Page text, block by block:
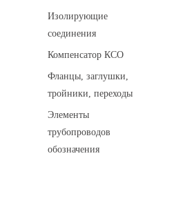
Изолирующие
соединения
Компенсатор КСО
Фланцы, заглушки,
тройники, переходы
Элементы
трубопроводов
обозначения